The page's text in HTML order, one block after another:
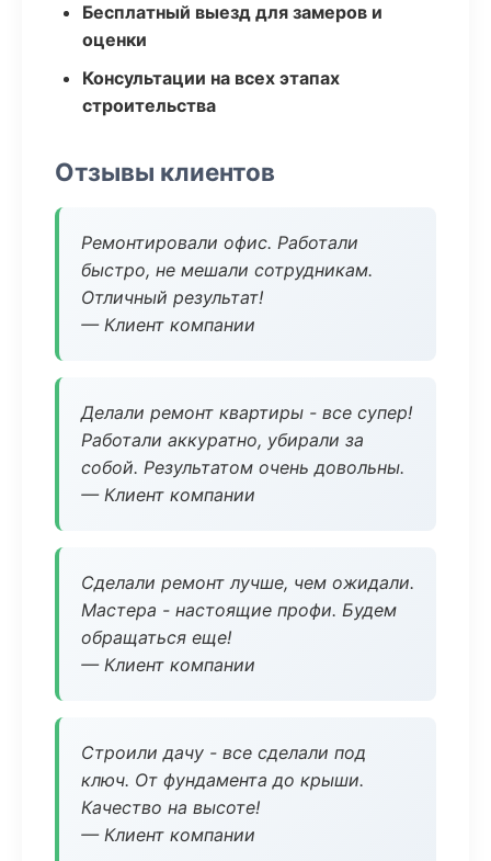
Бесплатный выезд для замеров и
оценки
Консультации на всех этапах
строительства
Отзывы клиентов
Ремонтировали офис. Работали
быстро, не мешали сотрудникам.
Отличный результат!
— Клиент компании
Делали ремонт квартиры - все супер!
Работали аккуратно, убирали за
собой. Результатом очень довольны.
— Клиент компании
Сделали ремонт лучше, чем ожидали.
Мастера - настоящие профи. Будем
обращаться еще!
— Клиент компании
Строили дачу - все сделали под
ключ. От фундамента до крыши.
Качество на высоте!
— Клиент компании